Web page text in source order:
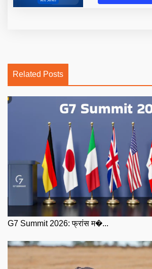
Related Posts
G7 Summit 2026: फ्रांस म�...